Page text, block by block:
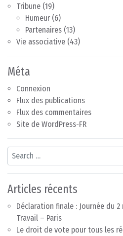
Tribune (19)
Humeur (6)
Partenaires (13)
Vie associative (43)
Méta
Connexion
Flux des publications
Flux des commentaires
Site de WordPress-FR
Search
Articles récents
Déclaration finale : Journée du
Travail – Paris
Le droit de vote pour tous les